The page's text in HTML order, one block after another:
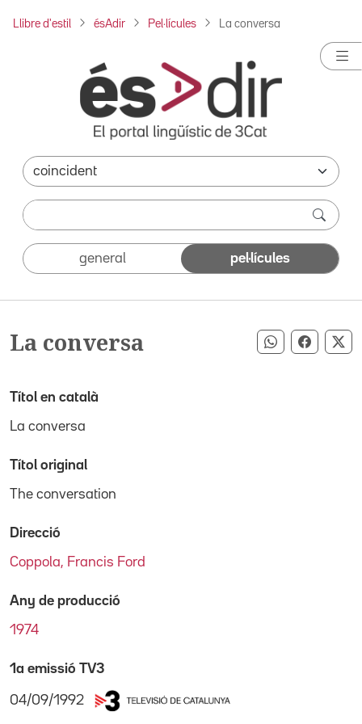
Llibre d'estil ésAdir Pel·lícules La conversa
general pel·lícules
La conversa Compartir
Títol en català
La conversa
Títol original
The conversation
Direcció
Coppola, Francis Ford
Any de producció
1974
1a emissió TV3
04/09/1992